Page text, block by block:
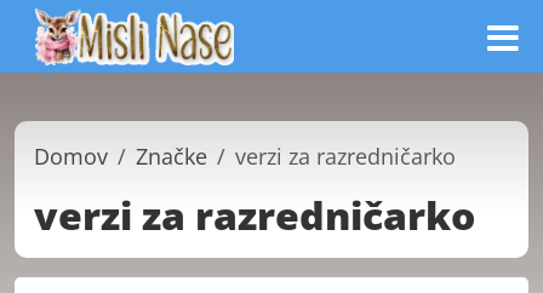
Domov Značke verzi za razredničarko
verzi za razredničarko